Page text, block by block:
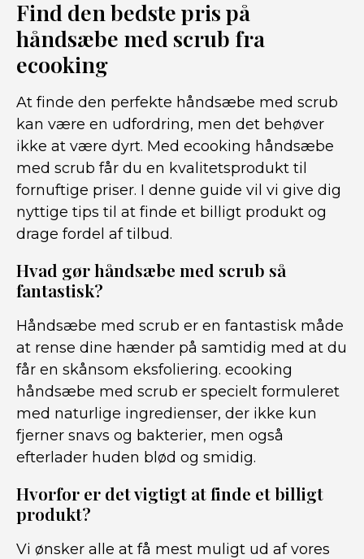
Find den bedste pris på
håndsæbe med scrub fra
ecooking
At finde den perfekte håndsæbe med scrub
kan være en udfordring, men det behøver
ikke at være dyrt. Med ecooking håndsæbe
med scrub får du en kvalitetsprodukt til
fornuftige priser. I denne guide vil vi give dig
nyttige tips til at finde et billigt produkt og
drage fordel af tilbud.
Hvad gør håndsæbe med scrub så
fantastisk?
Håndsæbe med scrub er en fantastisk måde
at rense dine hænder på samtidig med at du
får en skånsom eksfoliering. ecooking
håndsæbe med scrub er specielt formuleret
med naturlige ingredienser, der ikke kun
fjerner snavs og bakterier, men også
efterlader huden blød og smidig.
Hvorfor er det vigtigt at finde et billigt
produkt?
Vi ønsker alle at få mest muligt ud af vores